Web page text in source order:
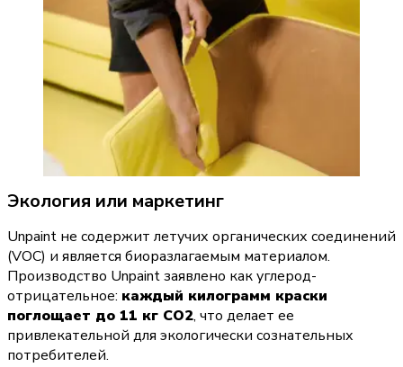
Экология или маркетинг
Unpaint не содержит летучих органических соединений
(VOC) и является биоразлагаемым материалом.
Производство Unpaint заявлено как углерод-
отрицательное: каждый килограмм краски
поглощает до 11 кг CO2, что делает ее
привлекательной для экологически сознательных
потребителей.